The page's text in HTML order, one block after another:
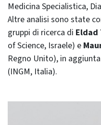
Medicina Specialistica,
Altre analisi sono state
gruppi di ricerca di Eldad
of Science, Israele) e
Regno Unito), in
(INGM, Italia).